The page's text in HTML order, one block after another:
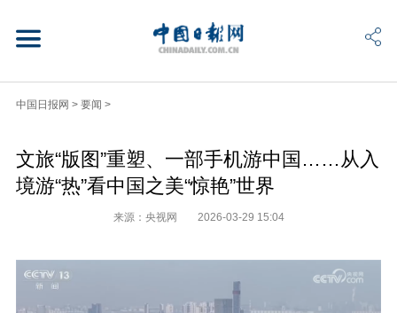
中国日报网 > 要闻 >
文旅“版图”重塑、一部手机游中国……从入
境游“热”看中国之美“惊艳”世界
来源：央视网 2026-03-29 15:04